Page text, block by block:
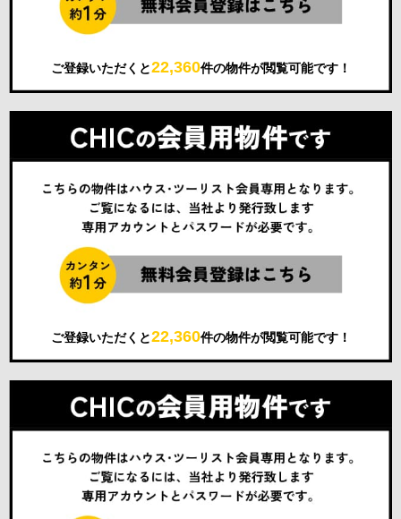
ご登録いただくと22,360件の物件が閲覧可能です！
ご登録いただくと22,360件の物件が閲覧可能です！